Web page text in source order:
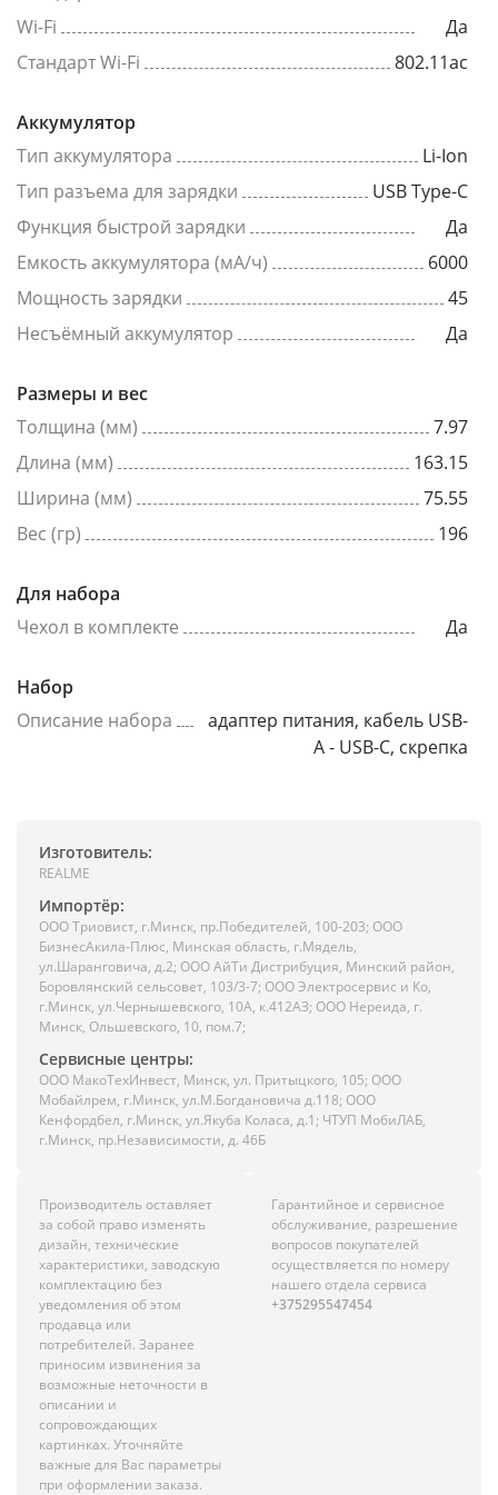
Wi-Fi
Да
Стандарт Wi-Fi
802.11ac
Аккумулятор
Тип аккумулятора
Li-Ion
Тип разъема для зарядки
USB Type-C
Функция быстрой зарядки
Да
Емкость аккумулятора (мА/ч)
6000
Мощность зарядки
45
Несъёмный аккумулятор
Да
Размеры и вес
Толщина (мм)
7.97
Длина (мм)
163.15
Ширина (мм)
75.55
Вес (гр)
196
Для набора
Чехол в комплекте
Да
Набор
Описание набора
адаптер питания, кабель USB-
A - USB-C, скрепка
Изготовитель:
REALME
Импортёр:
ООО Триовист, г.Минск, пр.Победителей, 100-203; ООО
БизнесАкила-Плюс, Минская область, г.Мядель,
ул.Шаранговича, д.2; ООО АйТи Дистрибуция, Минский район,
Боровлянский сельсовет, 103/3-7; ООО Электросервис и Ко,
г.Минск, ул.Чернышевского, 10А, к.412АЗ; ООО Нереида, г.
Минск, Ольшевского, 10, пом.7;
Сервисные центры:
ООО МакоТехИнвест, Минск, ул. Притыцкого, 105; ООО
Мобайлрем, г.Минск, ул.М.Богдановича д.118; ООО
Кенфордбел, г.Минск, ул.Якуба Коласа, д.1; ЧТУП МобиЛАБ,
г.Минск, пр.Независимости, д. 46Б
Производитель оставляет
за собой право изменять
дизайн, технические
характеристики, заводскую
комплектацию без
уведомления об этом
продавца или
потребителей. Заранее
приносим извинения за
возможные неточности в
описании и
сопровождающих
картинках. Уточняйте
важные для Вас параметры
при оформлении заказа.
Гарантийное и сервисное
обслуживание, разрешение
вопросов покупателей
осуществляется по номеру
нашего отдела сервиса
+375295547454